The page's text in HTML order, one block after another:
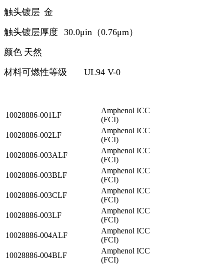
触头镀层 金
触头镀层厚度
30.0μin（0.76μm）
颜色 天然
材料可燃性等级
UL94 V-0
10028886-001LF
Amphenol ICC
(FCI)
10028886-002LF
Amphenol ICC
(FCI)
10028886-003ALF
Amphenol ICC
(FCI)
10028886-003BLF
Amphenol ICC
(FCI)
10028886-003CLF
Amphenol ICC
(FCI)
10028886-003LF
Amphenol ICC
(FCI)
10028886-004ALF
Amphenol ICC
(FCI)
10028886-004BLF
Amphenol ICC
(FCI)